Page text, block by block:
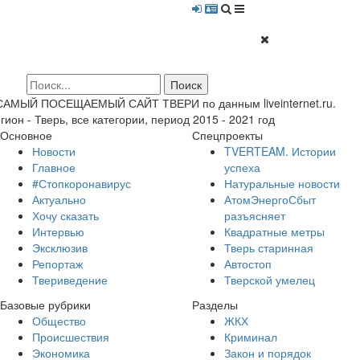
ПОСЕЩАЕМЫЙ САЙТ ТВЕРИ по данным liveinternet.ru.
- Тверь, все категории, период 2015 - 2021 год
Основное
Новости
Главное
#Стопкоронавирус
Актуально
Хочу сказать
Интервью
Эксклюзив
Репортаж
Твериведение
Спецпроекты
TVERTEAM. Истории
успеха
Натуральные новости
АтомЭнергоСбыт
разъясняет
Квадратные метры
Тверь старинная
Автостоп
Тверской умелец
Базовые рубрики
Общество
Происшествия
Экономика
Разделы
ЖКХ
Криминал
Закон и порядок